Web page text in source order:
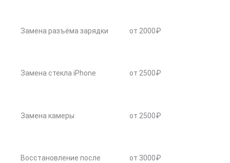
Замена разъёма зарядки от 2000₽
Замена стекла iPhone от 2500₽
Замена камеры от 2500₽
Восстановление после
от 3000₽